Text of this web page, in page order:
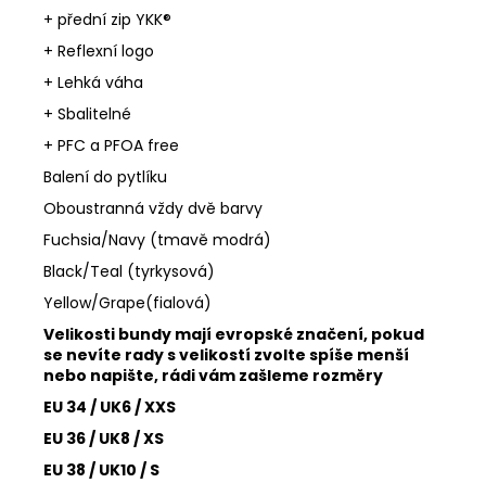
+ přední zip YKK®
+ Reflexní logo
+ Lehká váha
+ Sbalitelné
+ PFC a PFOA free
Balení do pytlíku
Oboustranná vždy dvě barvy
Fuchsia/Navy (tmavě modrá)
Black/Teal (tyrkysová)
Yellow/Grape(fialová)
Velikosti bundy mají evropské značení, pokud
se nevíte rady s velikostí zvolte spíše menší
nebo napište, rádi vám zašleme rozměry
EU 34 / UK6 / XXS
EU 36 / UK8 / XS
EU 38 / UK10 / S